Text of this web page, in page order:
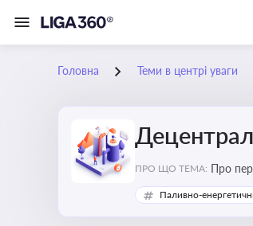
Головна Теми в центрі уваги
ПРО ЩО ТЕМА: Про
Паливно-